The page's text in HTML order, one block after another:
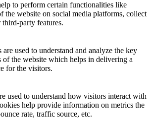
to perform certain functionalities like
the website on social media platforms, collect
third-party features.
are used to understand and analyze the key
of the website which helps in delivering a
for the visitors.
used to understand how visitors interact with
help provide information on metrics the
rate, traffic source, etc.